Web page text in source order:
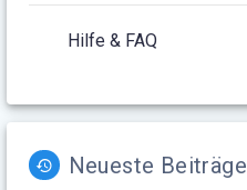
Hilfe & FAQ
Neueste Beiträge